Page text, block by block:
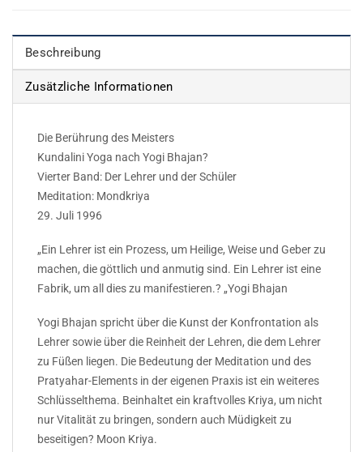
Beschreibung
Zusätzliche Informationen
Die Berührung des Meisters
Kundalini Yoga nach Yogi Bhajan?
Vierter Band: Der Lehrer und der Schüler
Meditation: Mondkriya
29. Juli 1996
„Ein Lehrer ist ein Prozess, um Heilige, Weise und Geber zu
machen, die göttlich und anmutig sind. Ein Lehrer ist eine
Fabrik, um all dies zu manifestieren.? „Yogi Bhajan
Yogi Bhajan spricht über die Kunst der Konfrontation als
Lehrer sowie über die Reinheit der Lehren, die dem Lehrer
zu Füßen liegen. Die Bedeutung der Meditation und des
Pratyahar-Elements in der eigenen Praxis ist ein weiteres
Schlüsselthema. Beinhaltet ein kraftvolles Kriya, um nicht
nur Vitalität zu bringen, sondern auch Müdigkeit zu
beseitigen? Moon Kriya.